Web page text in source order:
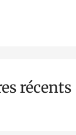
récents